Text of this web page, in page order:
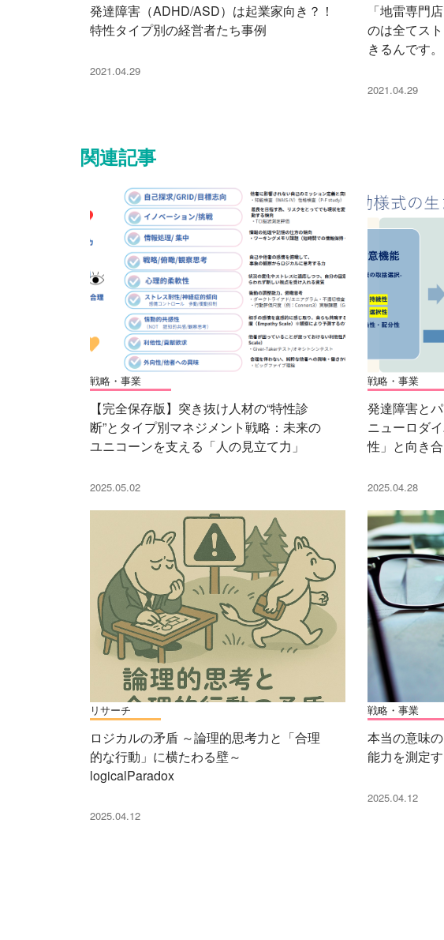
発達障害（ADHD/ASD）は起業家向き？！
特性タイプ別の経営者たち事例
2021.04.29
「地雷専門
のは全てス
きるんです。
2021.04.29
関連記事
戦略・事業
【完全保存版】突き抜け人材の“特性診
断”とタイプ別マネジメント戦略：未来の
ユニコーンを支える「人の見立て力」
2025.05.02
戦略・事業
発達障害と
ニューロダ
性」と向き
2025.04.28
リサーチ
ロジカルの矛盾 ～論理的思考力と「合理
的な行動」に横たわる壁～
logicalParadox
2025.04.12
戦略・事業
本当の意味
能力を測定
2025.04.12